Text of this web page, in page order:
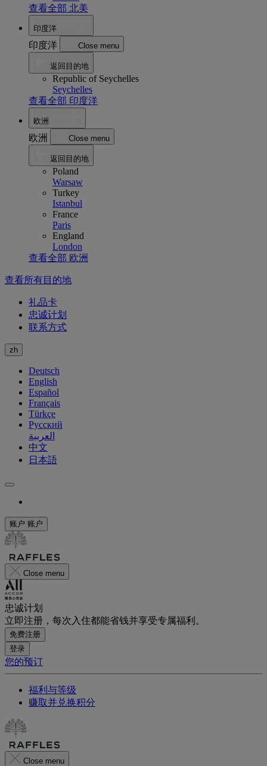
查看全部 北美
印度洋
印度洋 Close menu
返回目的地
Republic of Seychelles
Seychelles
查看全部 印度洋
欧洲
欧洲 Close menu
返回目的地
Poland
Warsaw
Turkey
Istanbul
France
Paris
England
London
查看全部 欧洲
查看所有目的地
礼品卡
忠诚计划
联系方式
zh
Deutsch
English
Español
Français
Türkçe
Русский
العربية
中文
日本語
账户 账户
Close menu
忠诚计划
立即注册，每次入住都能省钱并享受专属福利。
免费注册
登录
您的预订
福利与等级
赚取并兑换积分
Close menu